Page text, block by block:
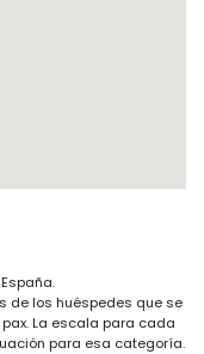
de los huéspedes que se
La escala para cada
para esa categoría.